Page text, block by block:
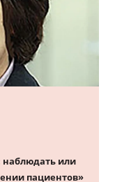
наблюдать или
пациентов»